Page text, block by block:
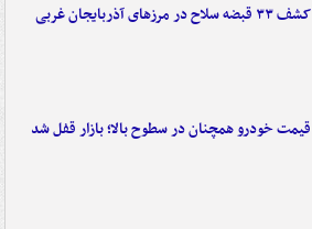
کشف ۳۳ قبضه سلاح در مرزهای آذربایجان غربی
قیمت خودرو همچنان در سطوح بالا؛ بازار قفل شد